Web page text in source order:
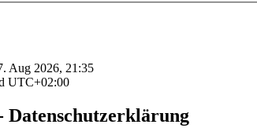
Aug 2026, 21:35
UTC+02:00